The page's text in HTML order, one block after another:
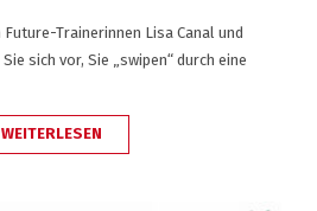
Trainerinnen Lisa Canal und
sich vor, Sie „swipen“ durch eine
WEITERLESEN„DIE